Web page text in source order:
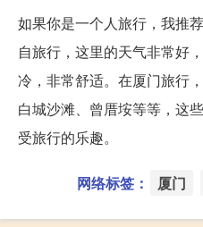
如果你是一个人旅行，我推
自旅行，这里的天气非常好
冷，非常舒适。在厦门旅行
白城沙滩、曾厝垵等等，这
受旅行的乐趣。
网络标签： 厦门